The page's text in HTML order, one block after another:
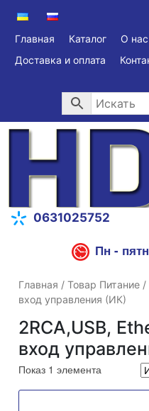
Главная Каталог О нас
Доставка и оплата
0631025752
Пн -
Главная / Товар Питание /
вход управления (ИК)
2RCA,USB,
вход
Показ 1 элемента